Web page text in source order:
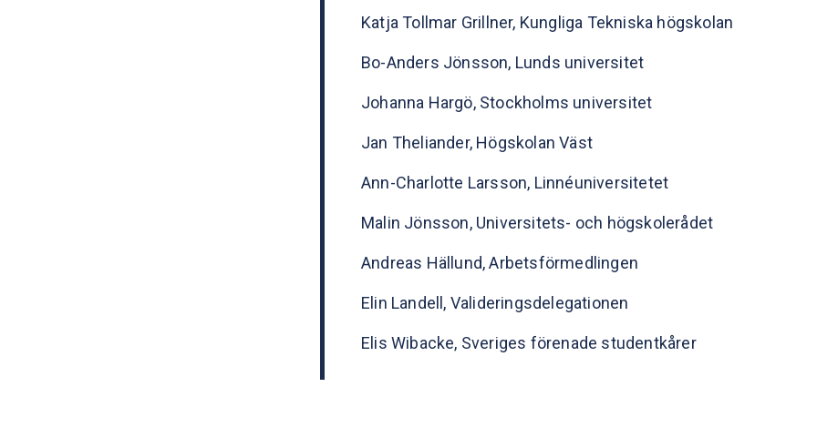
Katja Tollmar Grillner, Kungliga Tekniska högskolan
Bo-Anders Jönsson, Lunds universitet
Johanna Hargö, Stockholms universitet
Jan Theliander, Högskolan Väst
Ann-Charlotte Larsson, Linnéuniversitetet
Malin Jönsson, Universitets- och högskolerådet
Andreas Hällund, Arbetsförmedlingen
Elin Landell, Valideringsdelegationen
Elis Wibacke, Sveriges förenade studentkårer